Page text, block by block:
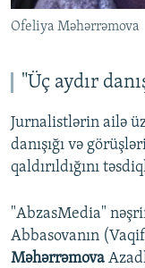
Ofeliya Məhərrəmova
"Üç aydır
Jurnalistlərin ailə
danışığı və
qaldırıldığını
"AbzasMedia"
Abbasovanın
Məhərrəmova